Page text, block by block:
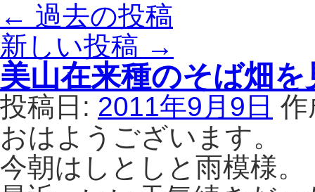
← 過去の投稿
新しい投稿 →
美山在来種のそば畑
投稿日: 2011年9月9日 作
おはようございます。
今朝はしとしと雨模様。